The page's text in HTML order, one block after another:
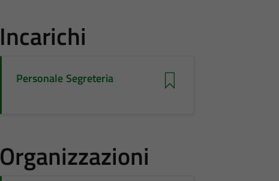
Incarichi
Personale Segreteria
Organizzazioni